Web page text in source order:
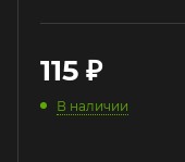
115 ₽
В наличии